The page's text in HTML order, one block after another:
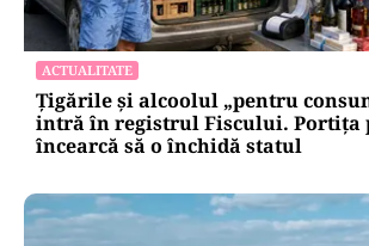
ACTUALITATE
Țigările și alcoolul „pentru
intră în registrul Fiscului. Portița
încearcă să o închidă statul